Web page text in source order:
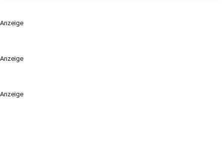
Anzeige
Anzeige
Anzeige